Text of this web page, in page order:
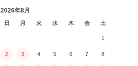
2026年8月
日 月 火 水 木 金 土
1
2 3 4 5 6 7 8